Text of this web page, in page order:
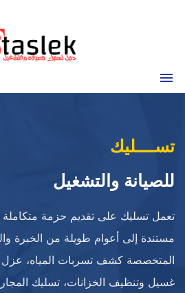
المحتوى
القائمة
تســــليك
للصيانة والتشغيل
تعمل تسليك على تقديم حزمة متكاملة
مستندة إلى أعوام طويلة من الخبرة
المتخصصة كشف تسربات المياه، عزل
غسيل وتنظيف الخزانات، تسليك